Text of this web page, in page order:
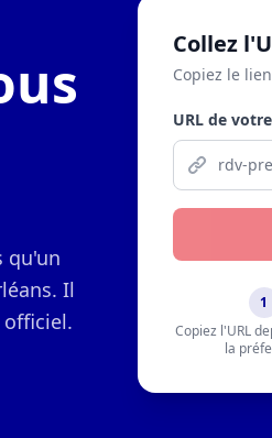
qu'un
Il
Collez
Copiez le
URL de
1
Copiez l'URL
la